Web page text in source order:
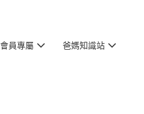
會員專屬 爸媽知識站